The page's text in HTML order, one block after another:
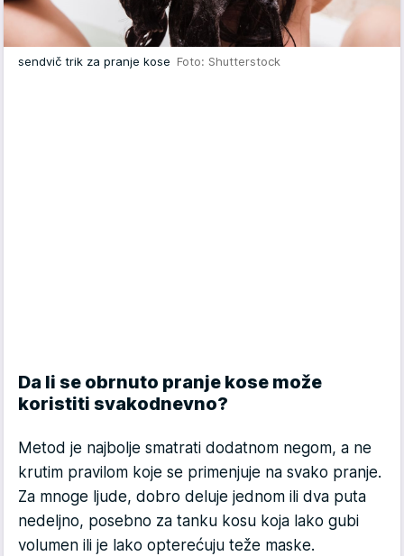
sendvič trik za pranje kose Foto: Shutterstock
Da li se obrnuto pranje kose može
koristiti svakodnevno?
Metod je najbolje smatrati dodatnom negom, a ne
krutim pravilom koje se primenjuje na svako pranje.
Za mnoge ljude, dobro deluje jednom ili dva puta
nedeljno, posebno za tanku kosu koja lako gubi
volumen ili je lako opterećuju teže maske.